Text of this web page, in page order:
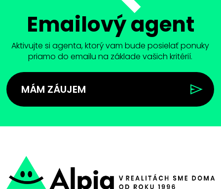
Emailový agent
Aktivujte si agenta, ktorý vam bude posielať ponuky
priamo do emailu na základe vašich kritérií.
MÁM ZÁUJEM